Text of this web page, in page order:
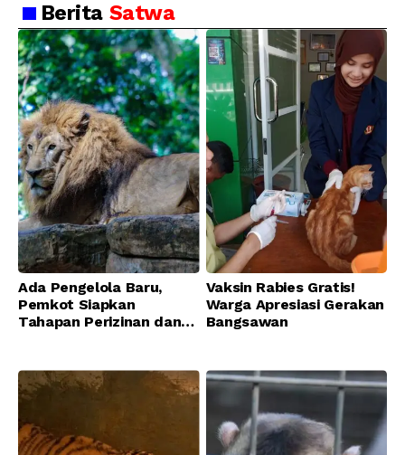
Berita Satwa
Ada Pengelola Baru,
Pemkot Siapkan
Tahapan Perizinan dan
Vaksin Rabies Gratis!
Warga Apresiasi Gerakan
Bangsawan